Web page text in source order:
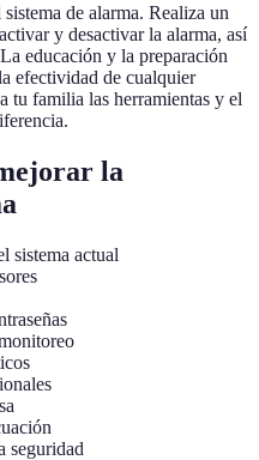
de alarma. Realiza un
y desactivar la alarma, así
educación y la preparación
efectividad de cualquier
tu familia las herramientas y el
la
sistema actual
seguridad